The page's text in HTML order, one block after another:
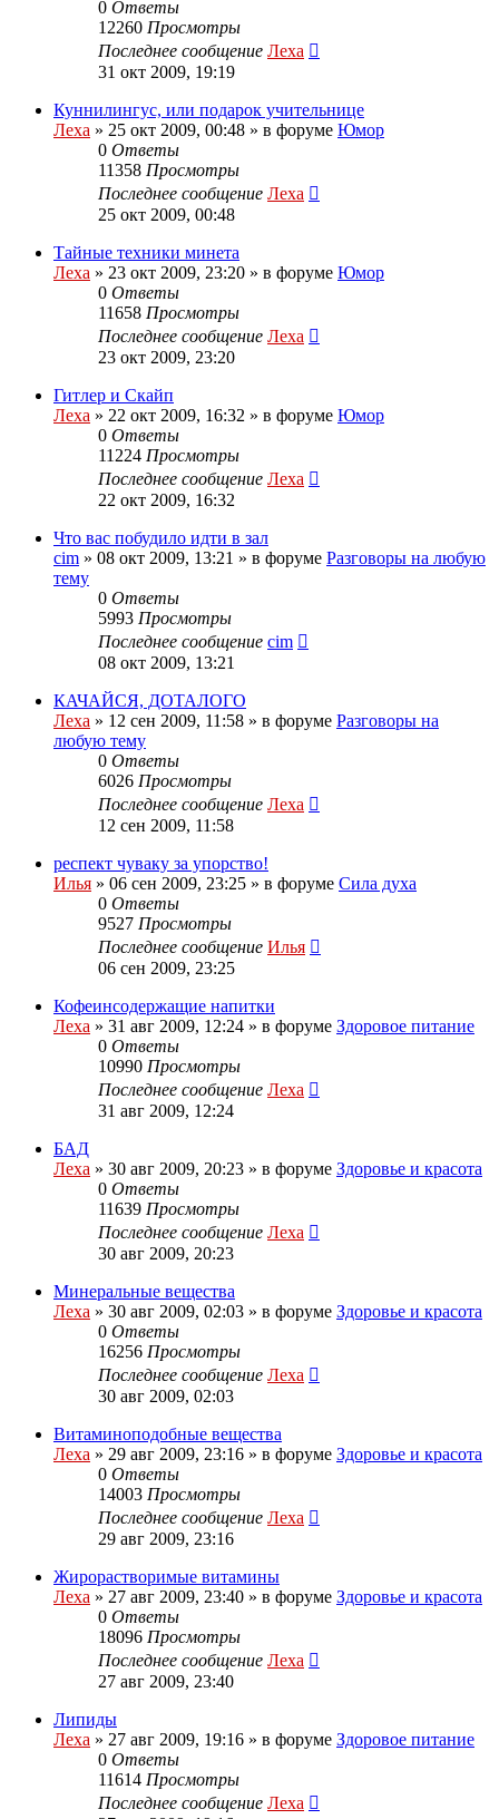
0 Ответы
12260 Просмотры
Последнее сообщение Леха
31 окт 2009, 19:19
Куннилингус, или подарок учительнице
Леха » 25 окт 2009, 00:48 » в форуме Юмор
0 Ответы
11358 Просмотры
Последнее сообщение Леха
25 окт 2009, 00:48
Тайные техники минета
Леха » 23 окт 2009, 23:20 » в форуме Юмор
0 Ответы
11658 Просмотры
Последнее сообщение Леха
23 окт 2009, 23:20
Гитлер и Скайп
Леха » 22 окт 2009, 16:32 » в форуме Юмор
0 Ответы
11224 Просмотры
Последнее сообщение Леха
22 окт 2009, 16:32
Что вас побудило идти в зал
cim » 08 окт 2009, 13:21 » в форуме Разговоры на любую
тему
0 Ответы
5993 Просмотры
Последнее сообщение cim
08 окт 2009, 13:21
КАЧАЙСЯ, ДОТАЛОГО
Леха » 12 сен 2009, 11:58 » в форуме Разговоры на
любую тему
0 Ответы
6026 Просмотры
Последнее сообщение Леха
12 сен 2009, 11:58
респект чуваку за упорство!
Илья » 06 сен 2009, 23:25 » в форуме Сила духа
0 Ответы
9527 Просмотры
Последнее сообщение Илья
06 сен 2009, 23:25
Кофеинсодержащие напитки
Леха » 31 авг 2009, 12:24 » в форуме Здоровое питание
0 Ответы
10990 Просмотры
Последнее сообщение Леха
31 авг 2009, 12:24
БАД
Леха » 30 авг 2009, 20:23 » в форуме Здоровье и красота
0 Ответы
11639 Просмотры
Последнее сообщение Леха
30 авг 2009, 20:23
Минеральные вещества
Леха » 30 авг 2009, 02:03 » в форуме Здоровье и красота
0 Ответы
16256 Просмотры
Последнее сообщение Леха
30 авг 2009, 02:03
Витаминоподобные вещества
Леха » 29 авг 2009, 23:16 » в форуме Здоровье и красота
0 Ответы
14003 Просмотры
Последнее сообщение Леха
29 авг 2009, 23:16
Жирорастворимые витамины
Леха » 27 авг 2009, 23:40 » в форуме Здоровье и красота
0 Ответы
18096 Просмотры
Последнее сообщение Леха
27 авг 2009, 23:40
Липиды
Леха » 27 авг 2009, 19:16 » в форуме Здоровое питание
0 Ответы
11614 Просмотры
Последнее сообщение Леха